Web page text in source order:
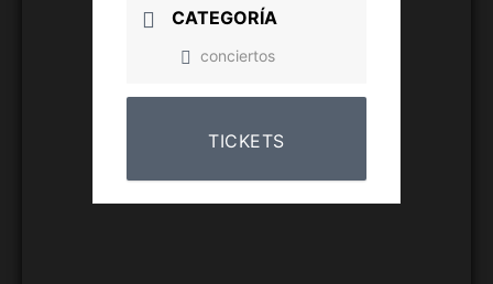
CATEGORÍA
conciertos
TICKETS